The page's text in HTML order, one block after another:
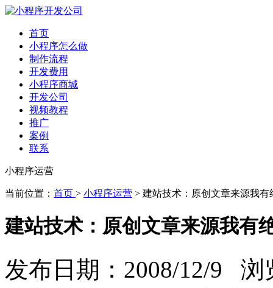
首页
小程序怎么做
制作流程
开发费用
小程序商城
开发公司
视频教程
推广
案例
联系
小程序运营
当前位置： 首页 > 小程序运营 > 建站技术：原创文章来源我有
建站技术：原创文章来源我有
发布日期：2008/12/9 浏